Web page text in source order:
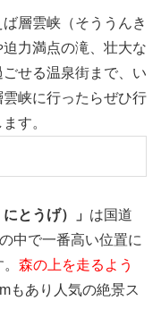
層雲峡（そううんき
力満点の滝、壮大な
せる温泉街まで、い
峡に行ったらぜひ行
す。
とうげ）」 は国道
中で一番高い位置に
森の上を走るよう
もあり人気の絶景ス